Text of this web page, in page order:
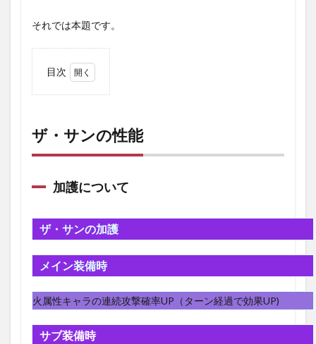
それでは本題です。
目次
の性
につ
1.2
召喚
につ
いて
ザ・
の入
手方
ザ・サンの性能
加護について
ザ・サンの加護
メイン装備時
火属性キャラの連続攻撃確率UP（ターン経過で効果UP)
サブ装備時